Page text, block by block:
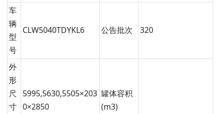
车
辆
型
号
CLW5040TDYKL6 公告批次 320
外
形
尺
寸
5995,5630,5505×203
0×2850
罐体容积
(m3)